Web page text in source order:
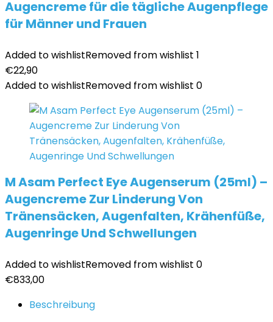
Augencreme für die tägliche Augenpflege
für Männer und Frauen
Added to wishlistRemoved from wishlist 1
€22,90
Added to wishlistRemoved from wishlist 0
M Asam Perfect Eye Augenserum (25ml) –
Augencreme Zur Linderung Von
Tränensäcken, Augenfalten, Krähenfüße,
Augenringe Und Schwellungen
Added to wishlistRemoved from wishlist 0
€833,00
Beschreibung